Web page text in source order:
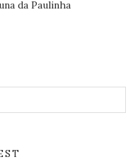
da Paulinha